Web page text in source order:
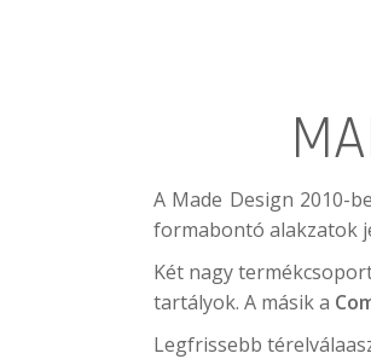
A Made Design 2010-
formabontó alakzatok
Két nagy
tartályok. A másik a
Legfrissebb